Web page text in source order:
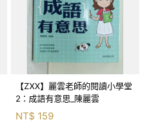
【ZXX】麗雲老師的閱讀小學堂
2：成語有意思_陳麗雲
NT$ 159